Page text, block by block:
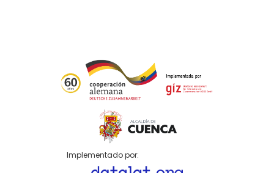
Implementado por: